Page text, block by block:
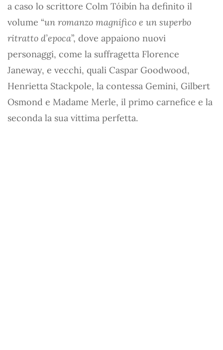
a caso lo scrittore Colm Tóibín ha definito il
volume “un romanzo magnifico e un superbo
ritratto d’epoca”, dove appaiono nuovi
personaggi, come la suffragetta Florence
Janeway, e vecchi, quali Caspar Goodwood,
Henrietta Stackpole, la contessa Gemini, Gilbert
Osmond e Madame Merle, il primo carnefice e la
seconda la sua vittima perfetta.